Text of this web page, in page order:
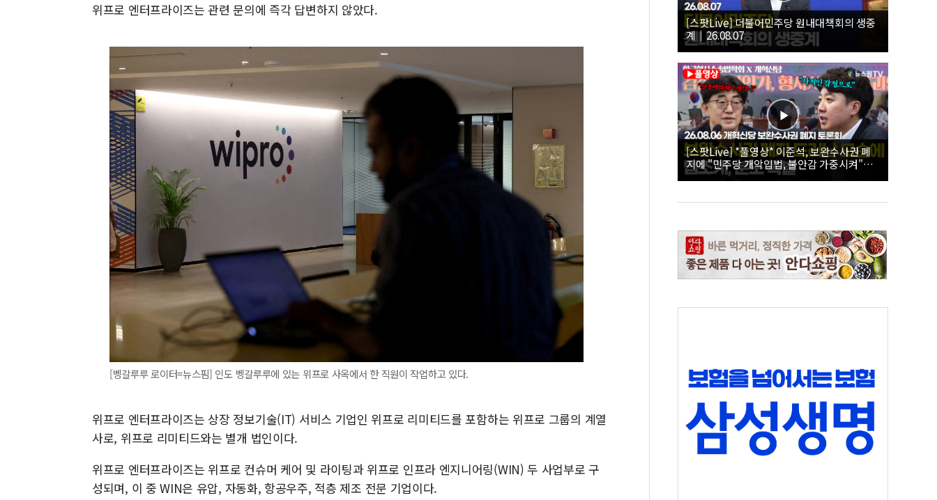
위프로 엔터프라이즈는 관련 문의에 즉각 답변하지 않았다.
[벵갈루루 로이터=뉴스핌] 인도 벵갈루루에 있는 위프로 사옥에서 한 직원이 작업하고 있다.
위프로 엔터프라이즈는 상장 정보기술(IT) 서비스 기업인 위프로 리미티드를 포함하는 위프로 그룹의 계열
사로, 위프로 리미티드와는 별개 법인이다.
위프로 엔터프라이즈는 위프로 컨슈머 케어 및 라이팅과 위프로 인프라 엔지니어링(WIN) 두 사업부로 구
성되며, 이 중 WIN은 유압, 자동화, 항공우주, 적층 제조 전문 기업이다.
[스팟Live] 더불어민주당 원내대책회의 생중
계｜26.08.07
[스팟Live] *풀영상* 이준석, 보완수사권 폐
지에 "민주당 개악입법, 불안감 가중시켜"｜
26.08.06 개혁신당 보완수사권 폐지 토론회